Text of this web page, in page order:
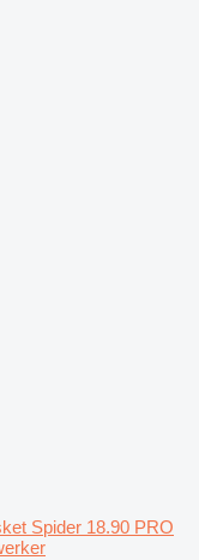
Spider 18.90 PRO